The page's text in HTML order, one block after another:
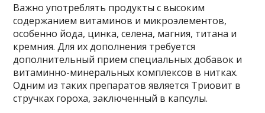
Важно употреблять продукты с высоким
содержанием витаминов и микроэлементов,
особенно йода, цинка, селена, магния, титана и
кремния. Для их дополнения требуется
дополнительный прием специальных добавок и
витаминно-минеральных комплексов в нитках.
Одним из таких препаратов является Триовит в
стручках гороха, заключенный в капсулы.